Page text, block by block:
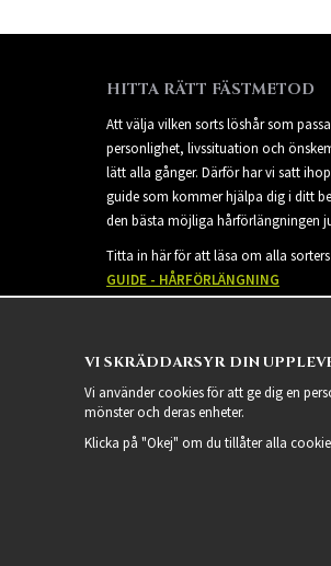
HITTA RÄTT FÄSTMETOD
Att välja vilken sorts löshår som
personlighet, livssituation och
lätt alla gånger. Därför har vi satt
guide som kommer hjälpa dig i ditt
den bästa möjliga hårförlängningen
Titta in här för att läsa om alla
GUIDE - HÅRFÖRLÄNGNING
VI SKRÄDDARSYR DIN
Vi använder cookies för att ge dig en
mönster och deras enheter.
Klicka på "Okej" om du tillåter alla